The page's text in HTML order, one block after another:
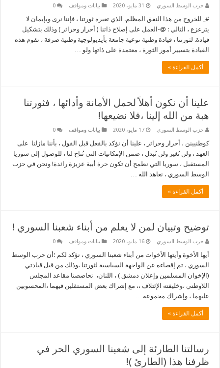
حزب الوسط السوري 31 مايو، 2020 بيانات ومواقف 0
#_ للخروج من هذا النفق المظلم. الذي تعبره ثورتنا ، فإننا نرى وبإيمان لا
يتزعزع ، التالي : @-العمل على إصلاح ذاتنا ( أحرار وحرائر ) وذلك بتشكيل
قيادة. لثورتنا ، قيادة وطنية نوعية جامعة بأيديولوجية وطنية صرفة ، تقوم هذه
القيادة بتسيير أمور الثورة ، معتمدة على ذاتها ولو …
أكمل القراءة »
علينا أن نكون أهلاً لحمل الأمانة وأدائها ، فثورتنا
هبة من الله إلينا ،فلا نضيعها!
حزب الوسط السوري 17 مايو، 2020 بيانات ومواقف 0
كوطنيينن ، أحرار وحرائر ، علينا أن نؤكد بالفعل قبل القول ، بأننا مازلنا على
العهد ، ولن نُغير ولن نُبدل ، ضمن الإمكانيات التي تُتاح لنا ، للوصول إلى سوريا
المستقبل ، سوريا التي نطمح أن تكون حرة أبية عزيزة رائدة! ونحن في حزب
الوسط السوري ، نعاهد الله …
أكمل القراءة »
توضيح وتبيان لمن لا يعلم من أبناء شعبنا السوري !
حزب الوسط السوري 16 مايو، 2020 بيانات ومواقف 0
أيها الأخوة وأيتها الأخوات من أبناء شعبنا السوري ، نؤكد لكم ؛أن حزب الوسط
السوري ، تم إقصاءه عن الواجهة السياسية لثورتنا ،وذلك من قبل قيادتي
(الإخوان المسلمين وإعلان دمشق ) ، اللتان، تحاصصتا مقاعد المجلس
اللاوطني ،وخليفته الإئتلاف ،، مع إشراك بعض المستقلين فيهما ،المحسوبين
عليهما ، وإشراك مجموعة …
أكمل القراءة »
رسالتنا الطارئة إلى شعبنا السوري الحر في
ظرفنا هذا (الطارئ )!